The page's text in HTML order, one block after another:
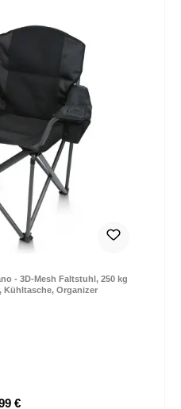
- 3D-Mesh Faltstuhl, 250 kg
Kühltasche, Organizer
€